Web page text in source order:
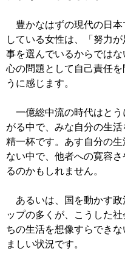
豊かなはずの現代の日本
している女性は、「努力
事を選んでいるからでは
心の問題として自己責任
うに感じます。
一億総中流の時代はとう
がる中で、みな自分の生
精一杯です。あす自分の
ない中で、他者への寛容
るのかもしれません。
あるいは、国を動かす政
ップの多くが、こうした
ちの生活を想像すらでき
ましい状況です。